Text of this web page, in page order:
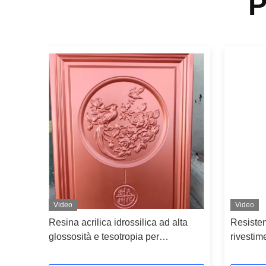
Video
Resina acrilica idrossilica ad alta
glossosità e tesotropia per
Video